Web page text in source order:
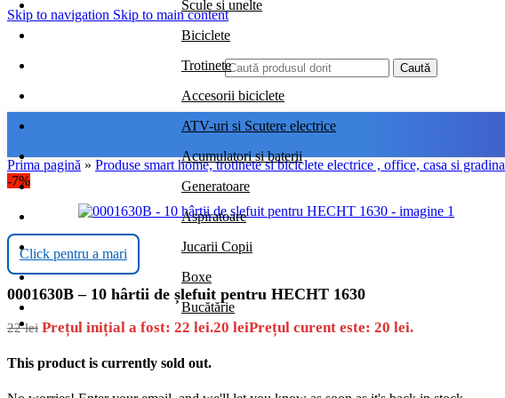
Skip to navigation Skip to main content
Caută
Scule si unelte
Biciclete
Trotinete
Accesorii biciclete
ATV-uri si Scutere electrice
Acumulatori si baterii
Generatoare
Aspiratoare
Jucarii Copii
Boxe
Bucătărie
Prima pagină » Produse smart home, trotinete si biciclete electrice , office, casa si gradina
-7%
Click pentru a mari
0001630B – 10 hârtii de șlefuit pentru HECHT 1630
22lei Prețul inițial a fost: 22 lei.20 leiPrețul curent este: 20 lei.
This product is currently sold out.